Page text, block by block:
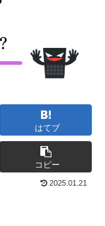
はてブ
コピー
2025.01.21